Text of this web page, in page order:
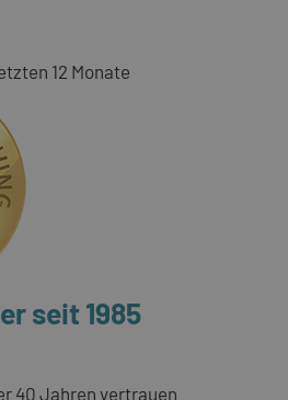
12 Monate
seit 1985
40 Jahren vertrauen